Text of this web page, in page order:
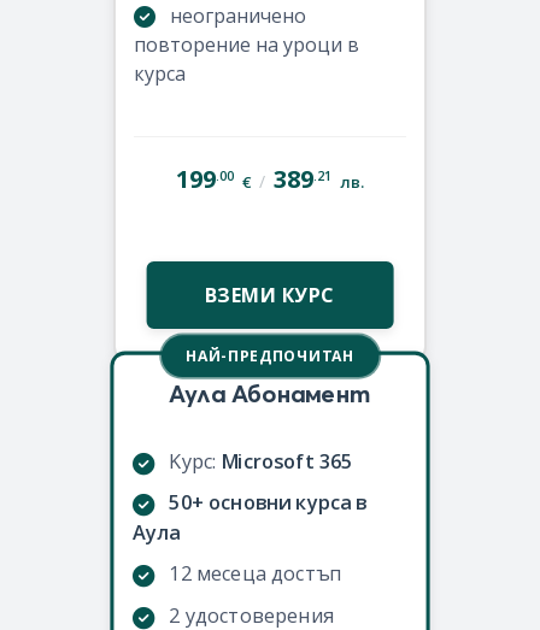
неограничено
повторение на уроци в
курса
199 .00 € / 389 .21 лв.
ВЗЕМИ КУРС
НАЙ-ПРЕДПОЧИТАН
Аула Абонамент
Kурс: Microsoft 365
50+ основни курса в
Аула
12 месеца достъп
2 удостоверения